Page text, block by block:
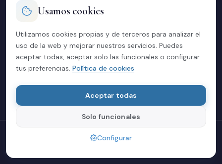
contacto@soriacasas.com
Legal
Política de privacidad
Aviso legal
© 2026 Soria Casas
Usamos cookies
Utilizamos cookies propias y de terceros para analizar el
uso de la web y mejorar nuestros servicios. Puedes
aceptar todas, aceptar solo las funcionales o configurar
tus preferencias. Política de cookies
Aceptar todas
Solo funcionales
Configurar